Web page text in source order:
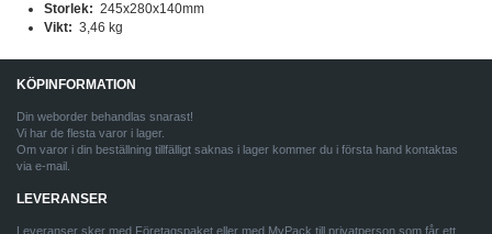
Storlek: 245x280x140mm
Vikt: 3,46 kg
KÖPINFORMATION
Din weborder behandlas snarast!
Vi har de flesta varor i lager.
Om varor i din beställning tillfälligt saknas i lager kommer du i första hand kontaktas
via e-mail.
LEVERANSER
Leveranser sker med Företagspaket eller med MyPack till privatperson som får ett